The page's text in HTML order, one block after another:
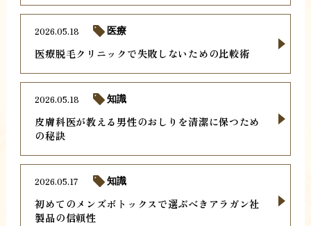
医療脱毛クリニックで失敗しないための比較術
2026.05.18 医療
皮膚科医が教える男性のおしりを清潔に保つため
の秘訣
2026.05.18 知識
初めてのメンズボトックスで選ぶべきアラガン社
製品の信頼性
2026.05.17 知識